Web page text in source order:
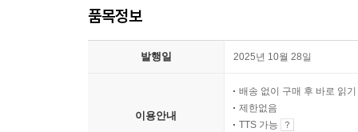
품목정보
발행일 2025년 10월 28일
이용안내
배송 없이 구매 후 바로 읽기
제한없음
TTS 가능